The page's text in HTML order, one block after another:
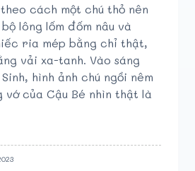
cách một chú thỏ nên
lông lốm đốm nâu và
ria mép bằng chỉ thật,
vải xa-tanh. Vào sáng
hình ảnh chú ngồi nêm
của Cậu Bé nhìn thật là